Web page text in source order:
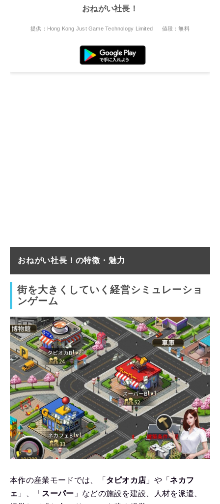
おねがい社長！
提供：Hong Kong Just Game Technology Limited 値段：無料
おねがい社長！の特徴・魅力
街を大きくしていく経営シミュレーショ
ンゲーム
本作の産業モードでは、「 タピオカ店 」や「ネカフ
ェ 」、「 スーパー 」などの施設を建設、人材を派遣、